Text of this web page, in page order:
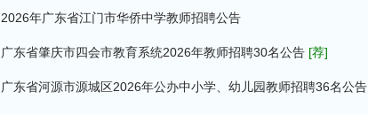
2026年广东省江门市华侨中学教师招聘公告
广东省肇庆市四会市教育系统2026年教师招聘30名公告 [荐]
广东省河源市源城区2026年公办中小学、幼儿园教师招聘36名公告